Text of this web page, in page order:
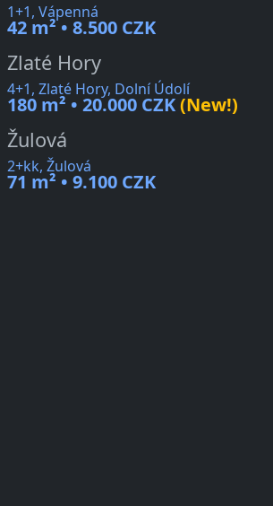
1+1, Vápenná
42 m² • 8.500 CZK
Zlaté Hory
4+1, Zlaté Hory, Dolní Údolí
180 m² • 20.000 CZK(New!)
Žulová
2+kk, Žulová
71 m² • 9.100 CZK